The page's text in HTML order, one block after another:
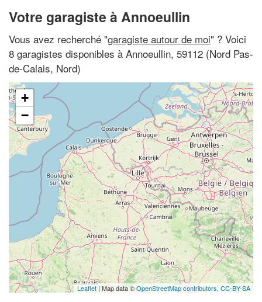
Votre garagiste à Annoeullin
Vous avez recherché "garagiste autour de moi" ? Voici
8 garagistes disponibles à Annoeullin, 59112 (Nord Pas-
de-Calais, Nord)
+
−
Leaflet | Map data ©OpenStreetMap contributors, CC-BY-SA